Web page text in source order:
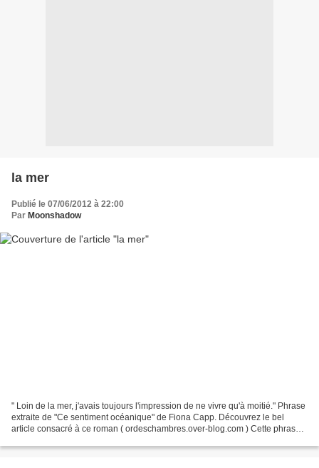
la mer
Publié le 07/06/2012 à 22:00
Par Moonshadow
" Loin de la mer, j'avais toujours l'impression de ne vivre qu'à moitié." Phrase
extraite de "Ce sentiment océanique" de Fiona Capp. Découvrez le bel
article consacré à ce roman ( ordeschambres.over-blog.com ) Cette phrase